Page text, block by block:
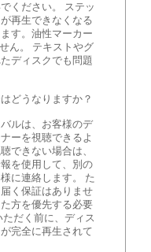
ください。 ステッ
再生できなくなる
す。油性マーカー
ん。 テキストやグ
ディスクでも問題
どうなりますか？
ルは、お客様のデ
ーを視聴できるよ
できない場合は、
を使用して、別の
に連絡します。 た
く保証はありませ
方を優先する必要
だく前に、ディス
完全に再生されて